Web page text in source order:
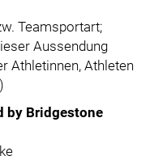
Teamsportart;
Aussendung
Athletinnen, Athleten
by Bridgestone